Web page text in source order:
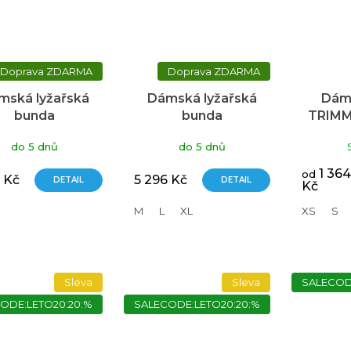
ZDARMA
lyžařská
bunda
modrá
do 5 dnů
Kč DETAIL
ZDARMA
Dámská lyžařská
bunda
modrá
do 5 dnů
5 296 Kč DETAIL
M L XL
od 1 364
Kč
XS S
Sleva
Sleva
SALECODE:LETO20:20:%